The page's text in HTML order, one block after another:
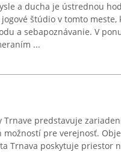
a ducha je ústrednou
jogové štúdio v tomto
a sebapoznávanie. V
...
Trnave predstavuje
možností pre verejnosť.
Trnava poskytuje priestor